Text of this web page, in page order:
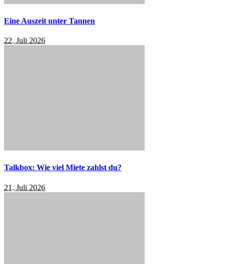
Eine Auszeit unter Tannen
22. Juli 2026
Talkbox: Wie viel Miete zahlst du?
21. Juli 2026